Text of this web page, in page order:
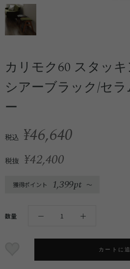
カリモク60 スタッ
シアーブラック/セ
ー
税込 ¥46,640
税抜 ¥42,400
獲得ポイント 1,399pt 〜
数量
カートに